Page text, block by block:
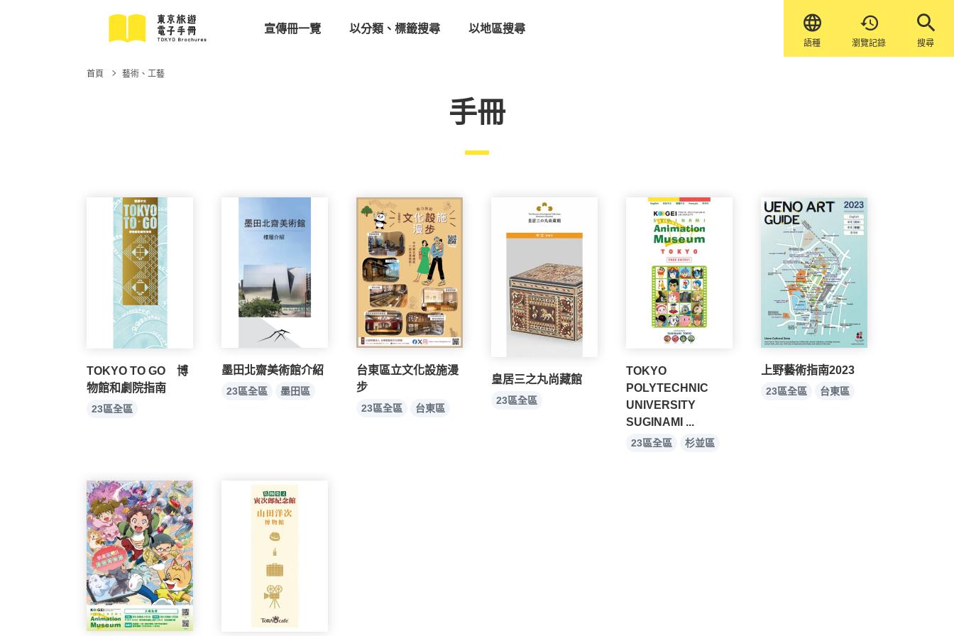

語種

瀏覽記錄 搜尋
宣傳冊一覽 以分類、標籤搜尋 以地區搜尋
首頁 藝術、工藝
手冊
TOKYO TO GO 博
物館和劇院指南
23區全區
墨田北齋美術館介紹
23區全區 墨田區
台東區立文化設施漫
步
23區全區 台東區
皇居三之丸尚藏館
23區全區
TOKYO
POLYTECHNIC
UNIVERSITY
SUGINAMI ...
23區全區 杉並區
上野藝術指南2023
23區全區 台東區